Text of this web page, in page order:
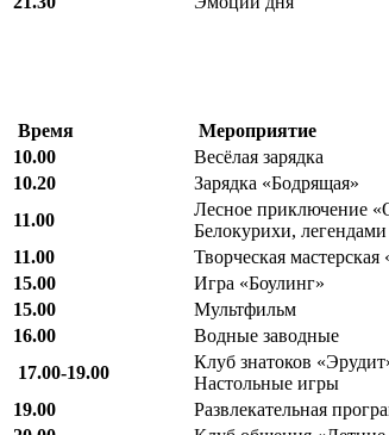
Время Мероприятие
10.00
Весёлая зарядка
10.20
Зарядка «Бодрящая»
11.00
Лесное приключение
Белокурихи,
11.00
Творческая мастерская
15.00
Игра «Боулинг»
15.00
Мультфильм
16.00
Водные заводные
17.00-19.00
Клуб знатоков
Настольные игры
19.00
Развлекательная